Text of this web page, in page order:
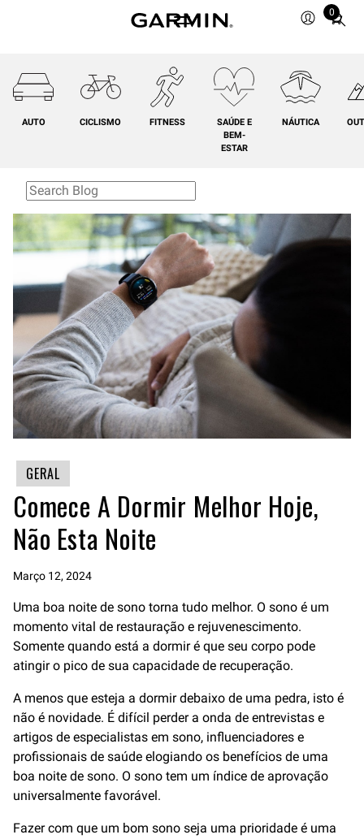
0
Total
AUTO CICLISMO FITNESS
SAÚDE E
BEM-
ESTAR
NÁUTICA
GERAL
Comece A Dormir Melhor Hoje,
Não Esta Noite
Março 12, 2024
Uma boa noite de sono torna tudo melhor. O sono é um
momento vital de restauração e rejuvenescimento.
Somente quando está a dormir é que seu corpo pode
atingir o pico de sua capacidade de recuperação.
A menos que esteja a dormir debaixo de uma pedra, isto é
não é novidade. É difícil perder a onda de entrevistas e
artigos de especialistas em sono, influenciadores e
profissionais de saúde elogiando os benefícios de uma
boa noite de sono. O sono tem um índice de aprovação
universalmente favorável.
Fazer com que um bom sono seja uma prioridade é uma